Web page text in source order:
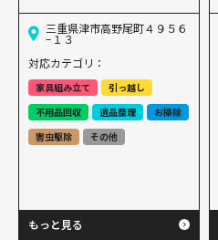
三重県津市高野尾町４９５６
−１３
対応カテゴリ：
家具組み立て
引っ越し
不用品回収
遺品整理
お掃除
害虫駆除
その他
もっと見る